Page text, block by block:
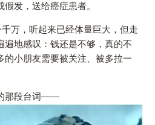
发，送给癌症患者。
万，听起来已经体量巨大，但走
遍地感叹：钱还是不够，真的不
的小朋友需要被关注、被多拉一
那段台词——